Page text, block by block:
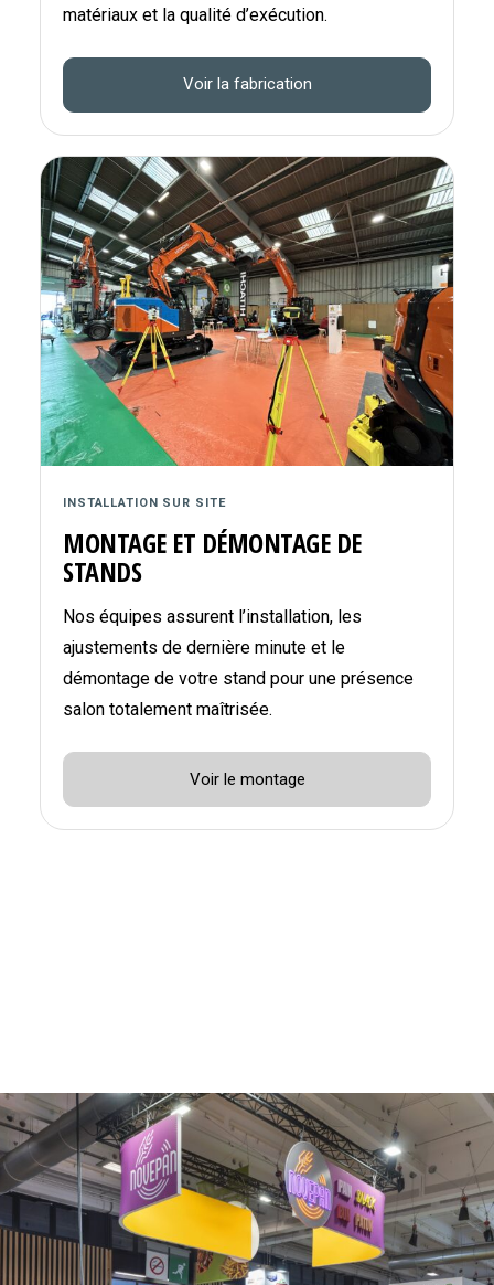
matériaux et la qualité d’exécution.
Voir la fabrication
INSTALLATION SUR SITE
MONTAGE ET DÉMONTAGE DE
STANDS
Nos équipes assurent l’installation, les
ajustements de dernière minute et le
démontage de votre stand pour une présence
salon totalement maîtrisée.
Voir le montage